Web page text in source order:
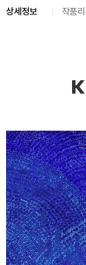
상세정보 작품